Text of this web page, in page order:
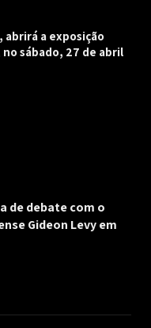
abrirá a exposição
no sábado, 27 de abril
de debate com o
Gideon Levy em